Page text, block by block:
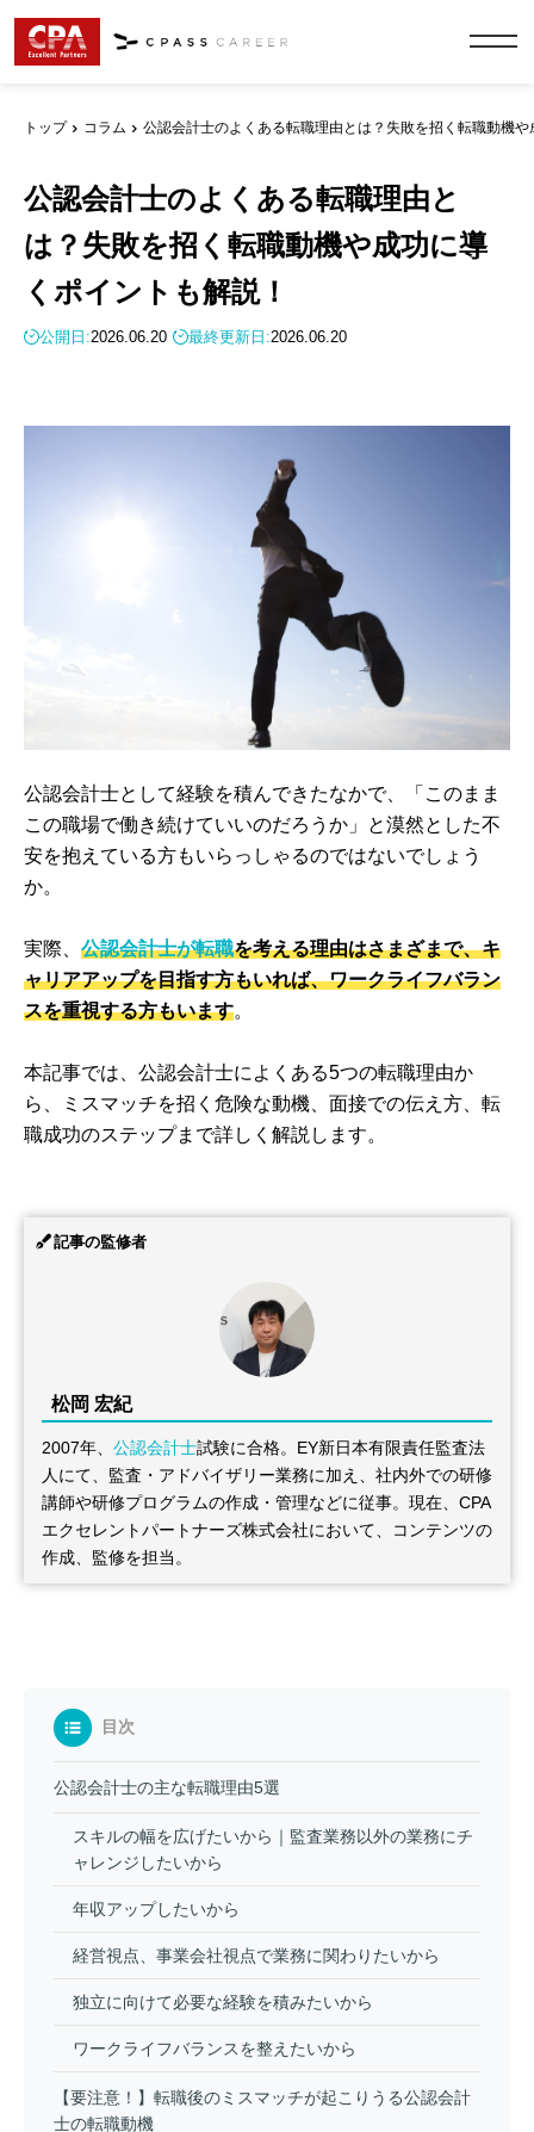
トップ コラム 公認会計士のよくある転職理由とは？失敗を招く転職動機
公認会計士のよくある転職理由と
は？失敗を招く転職動機や成功に導
くポイントも解説！
公開日:2026.06.20 最終更新日:2026.06.20
公認会計士として経験を積んできたなかで、「このまま
この職場で働き続けていいのだろうか」と漠然とした不
安を抱えている方もいらっしゃるのではないでしょう
か。
実際、 公認会計士が転職を考える理由はさまざまで、キ
ャリアアップを目指す方もいれば、ワークライフバラン
スを重視する方もいます。
本記事では、公認会計士によくある5つの転職理由か
ら、ミスマッチを招く危険な動機、面接での伝え方、転
職成功のステップまで詳しく解説します。
記事の監修者
松岡 宏紀
2007年、 公認会計士試験に合格。EY新日本有限責任監査法
人にて、監査・アドバイザリー業務に加え、社内外での研修
講師や研修プログラムの作成・管理などに従事。現在、CPA
エクセレントパートナーズ株式会社において、コンテンツの
作成、監修を担当。
目次
公認会計士の主な転職理由5選
スキルの幅を広げたいから｜監査業務以外の業務にチ
ャレンジしたいから
年収アップしたいから
経営視点、事業会社視点で業務に関わりたいから
独立に向けて必要な経験を積みたいから
ワークライフバランスを整えたいから
【要注意！】転職後のミスマッチが起こりうる公認会計
士の転職動機